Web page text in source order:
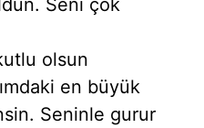
Seni çok
olsun
en büyük
Seninle gurur